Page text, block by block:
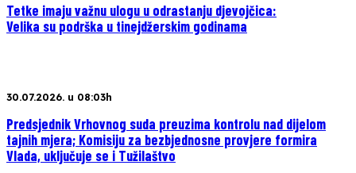
Tetke imaju važnu ulogu u odrastanju djevojčica:
Velika su podrška u tinejdžerskim godinama
30.07.2026. u 08:03h
Predsjednik Vrhovnog suda preuzima kontrolu nad dijelom
tajnih mjera; Komisiju za bezbjednosne provjere formira
Vlada, uključuje se i Tužilaštvo